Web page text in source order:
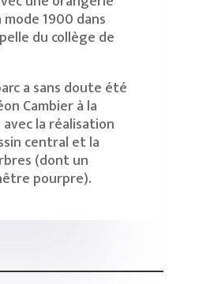
1900 dans
du collège de
a sans doute été
Cambier à la
la réalisation
central et la
(dont un
pourpre).